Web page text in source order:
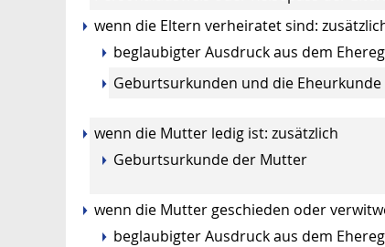
wenn die Eltern verheiratet sind:
beglaubigter Ausdruck aus dem
Geburtsurkunden und die
wenn die Mutter ledig ist: zusätzlich
Geburtsurkunde der Mutter
wenn die Mutter geschieden oder
beglaubigter Ausdruck aus dem